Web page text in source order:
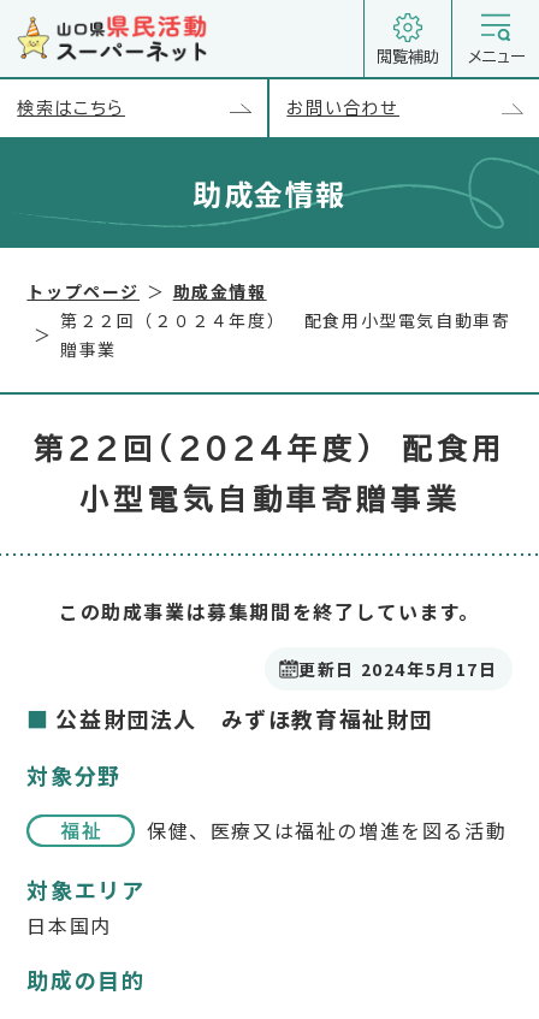
閲覧補助 メニュー
検索はこちら お問い合わせ
助成金情報
トップページ
助成金情報
第２２回（２０２４年度） 配食用小型電気自動車寄
贈事業
第２２回（２０２４年度） 配食用
小型電気自動車寄贈事業
この助成事業は募集期間を終了しています。
更新日 2024年5月17日
公益財団法人 みずほ教育福祉財団
対象分野
保健、医療又は福祉の増進を図る活動
対象エリア
日本国内
助成の目的